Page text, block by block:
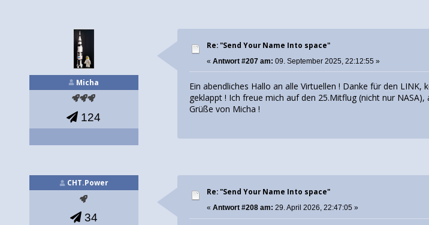
Micha
124
Re: "Send Your Name Into space"
«Antwort #207 am: 09. September 2025, 22:12:55 »
Ein abendliches Hallo an alle Virtuellen ! Danke für den
geklappt ! Ich freue mich auf den 25.Mitflug (nicht nur
Grüße von Micha !
CHT.Power
34
Re: "Send Your Name Into space"
«Antwort #208 am: 29. April 2026, 22:47:05 »